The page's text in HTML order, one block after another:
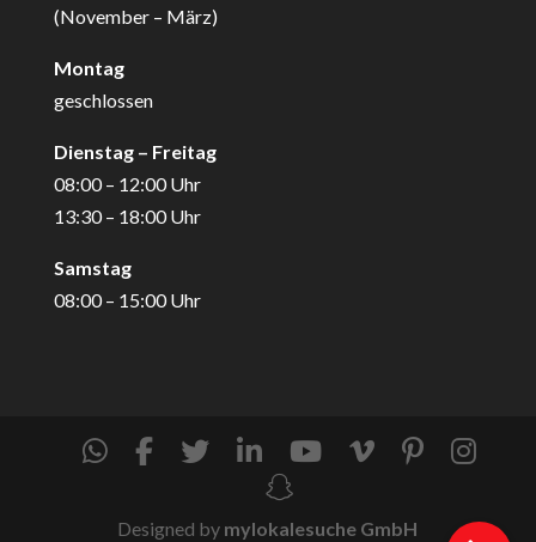
(November – März)
Montag
geschlossen
Dienstag – Freitag
08:00 – 12:00 Uhr
13:30 – 18:00 Uhr
Samstag
08:00 – 15:00 Uhr
Designed by mylokalesuche GmbH